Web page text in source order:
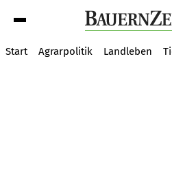
Start Agrarpolitik Landleben